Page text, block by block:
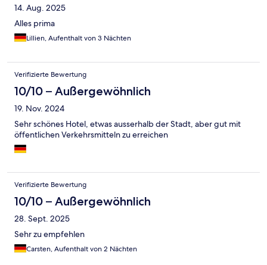
14. Aug. 2025
Alles prima
Lillien, Aufenthalt von 3 Nächten
Verifizierte Bewertung
10/10 – Außergewöhnlich
19. Nov. 2024
Sehr schönes Hotel, etwas ausserhalb der Stadt, aber gut mit
öffentlichen Verkehrsmitteln zu erreichen
Verifizierte Bewertung
10/10 – Außergewöhnlich
28. Sept. 2025
Sehr zu empfehlen
Carsten, Aufenthalt von 2 Nächten